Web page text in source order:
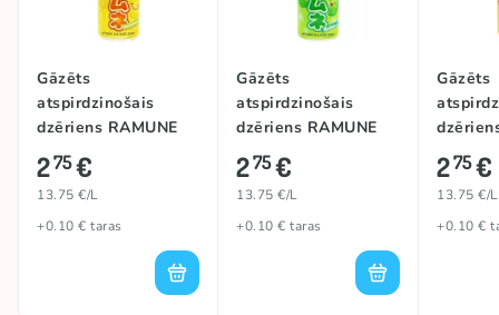
Gāzēts
atspirdzinošais
dzēriens RAMUNE
(PINEAPPLE), 200ml
275€
13.75 €/L
+0.10 € taras
Gāzēts
atspirdzinošais
dzēriens RAMUNE
(MELON), 200ml
275€
13.75 €/L
+0.10 € taras
Gāzēts
275€
13.75 €/L
+0.10 €